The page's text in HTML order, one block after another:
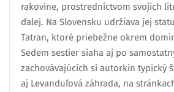
rakovine, prostredníctvom svojich
ďalej. Na Slovensku udržiava jej
Tatran, ktoré priebežne okrem
Sedem sestier siaha aj po
zachovávajúcich si autorkin typický
aj Levanduľová záhrada, na